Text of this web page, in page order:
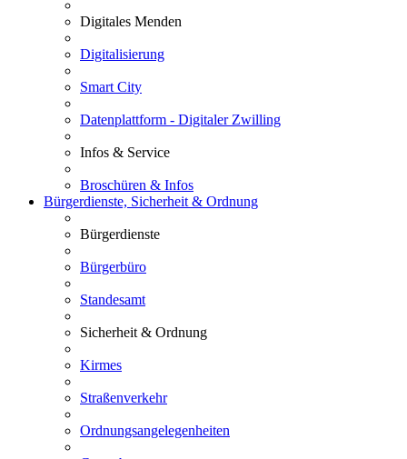
Digitales Menden
Digitalisierung
Smart City
Datenplattform - Digitaler Zwilling
Infos & Service
Broschüren & Infos
Bürgerdienste, Sicherheit & Ordnung
Bürgerdienste
Bürgerbüro
Standesamt
Sicherheit & Ordnung
Kirmes
Straßenverkehr
Ordnungsangelegenheiten